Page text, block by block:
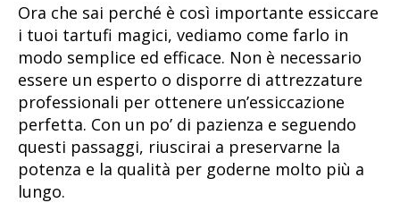
Ora che sai perché è così importante essiccare
i tuoi tartufi magici, vediamo come farlo in
modo semplice ed efficace. Non è necessario
essere un esperto o disporre di attrezzature
professionali per ottenere un’essiccazione
perfetta. Con un po’ di pazienza e seguendo
questi passaggi, riuscirai a preservarne la
potenza e la qualità per goderne molto più a
lungo.